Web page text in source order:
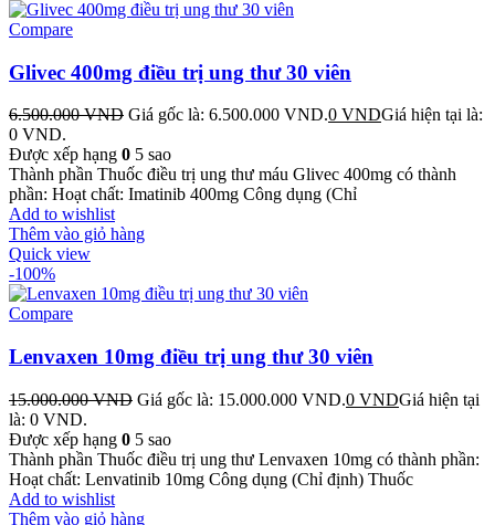
Compare
Glivec 400mg điều trị ung thư 30 viên
6.500.000VND Giá gốc là: 6.500.000 VND.0 VNDGiá hiện tại là:
0 VND.
Được xếp hạng 0 5 sao
Thành phần Thuốc điều trị ung thư máu Glivec 400mg có thành
phần: Hoạt chất: Imatinib 400mg Công dụng (Chỉ
Add to wishlist
Thêm vào giỏ hàng
Quick view
-100%
Compare
Lenvaxen 10mg điều trị ung thư 30 viên
15.000.000VND Giá gốc là: 15.000.000 VND.0 VNDGiá hiện tại
là: 0 VND.
Được xếp hạng 0 5 sao
Thành phần Thuốc điều trị ung thư Lenvaxen 10mg có thành phần:
Hoạt chất: Lenvatinib 10mg Công dụng (Chỉ định) Thuốc
Add to wishlist
Thêm vào giỏ hàng